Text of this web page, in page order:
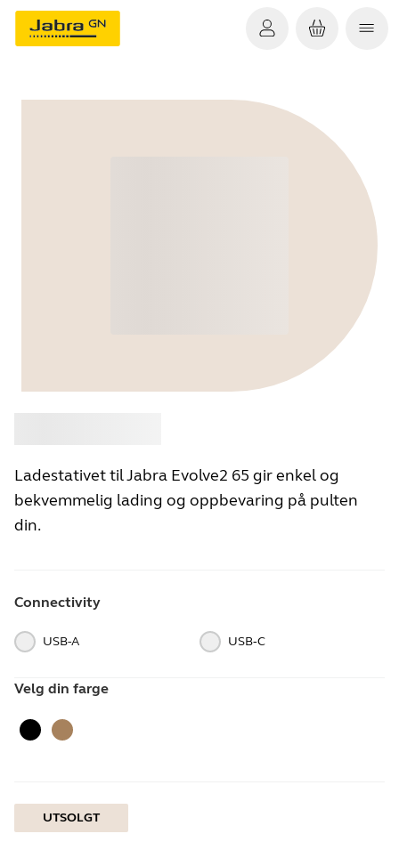
Ladestativet til Jabra Evolve2 65 gir enkel og
bekvemmelig lading og oppbevaring på pulten
din.
Connectivity
USB-A USB‑C
Velg din farge
BlackGold Beige
UTSOLGT